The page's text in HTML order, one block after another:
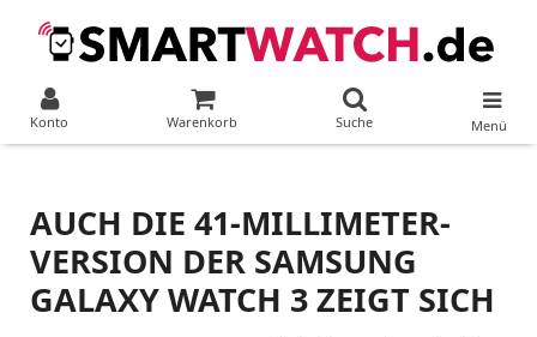
Konto Warenkorb Suche Menü
AUCH DIE 41-MILLIMETER-
VERSION DER SAMSUNG
GALAXY WATCH 3 ZEIGT SICH